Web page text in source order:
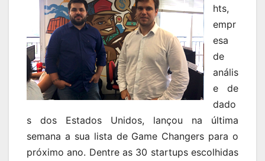
hts,
empr
esa
de
anális
e de
dado
s dos Estados Unidos, lançou na última
semana a sua lista de Game Changers para o
próximo ano. Dentre as 30 startups escolhidas